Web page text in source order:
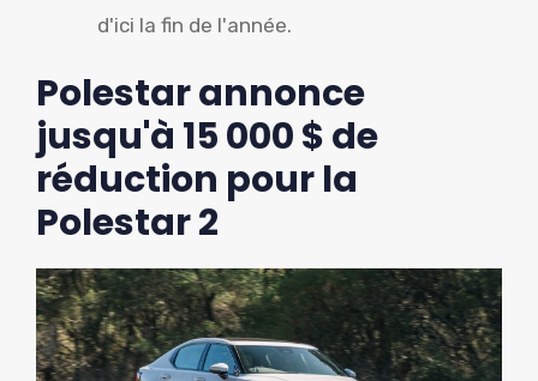
d'ici la fin de l'année.
Polestar annonce
jusqu'à 15 000 $ de
réduction pour la
Polestar 2